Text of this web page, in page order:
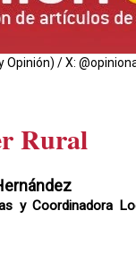
Opinión) / X:
Rural
y Coordinadora